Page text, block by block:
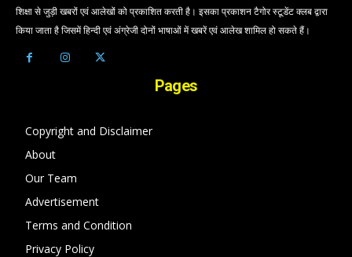
शिक्षा से जुड़ी खबरों एवं आलेखों को प्रकाशित करती है। इसका प्रकाशन टैगोर स्टूडेंट क्लब द्वारा
किया जाता है जिसमें हिन्दी एवं अंग्रेजी दोनों भाषाओं में खबरें एवं आलेख शामिल हो सकते हैं।
Pages
Copyright and Disclaimer
About
Our Team
Advertisement
Terms and Condition
Privacy Policy